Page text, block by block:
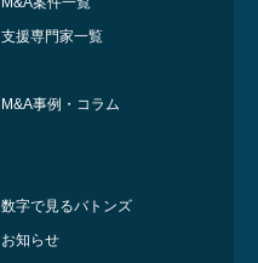
支援専門家一覧
M&A事例・コラム
数字で見るバトンズ
お知らせ